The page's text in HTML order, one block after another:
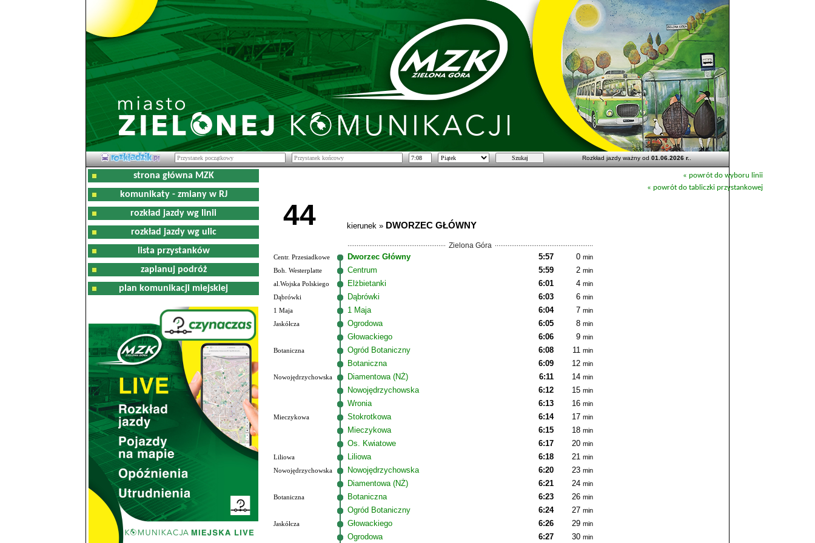
Rozkład jazdy ważny od01.06.2026 r..
strona główna MZK
komunikaty - zmiany w RJ
rozkład jazdy wg linii
rozkład jazdy wg ulic
lista przystanków
zaplanuj podróż
plan komunikacji miejskiej
« powrót do wyboru linii
« powrót do tabliczki przystankowej
44 kierunek » DWORZEC GŁÓWNY
Zielona Góra
Centr. Przesiadkowe Dworzec Główny 5:57 0 min
Boh. Westerplatte
Centrum 5:59 2 min
al.Wojska Polskiego
Elżbietanki 6:01 4 min
Dąbrówki
Dąbrówki 6:03 6 min
1 Maja
1 Maja 6:04 7 min
Jaskółcza
Ogrodowa 6:05 8 min
Głowackiego 6:06 9 min
Botaniczna
Ogród Botaniczny 6:08 11 min
Botaniczna 6:09 12 min
Nowojędrzychowska
Diamentowa (NŻ) 6:11 14 min
Nowojędrzychowska 6:12 15 min
Wronia 6:13 16 min
Mieczykowa
Stokrotkowa 6:14 17 min
Mieczykowa 6:15 18 min
Os. Kwiatowe 6:17 20 min
Liliowa
Liliowa 6:18 21 min
Nowojędrzychowska
Nowojędrzychowska 6:20 23 min
Diamentowa (NŻ) 6:21 24 min
Botaniczna
Botaniczna 6:23 26 min
Ogród Botaniczny 6:24 27 min
Jaskółcza
Głowackiego 6:26 29 min
Ogrodowa 6:27 30 min